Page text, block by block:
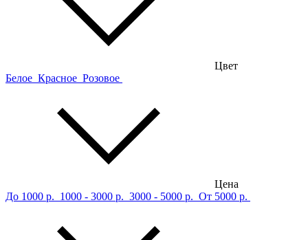
Цвет
Белое Красное Розовое
Цена
До 1000 р. 1000 - 3000 р. 3000 - 5000 р. От 5000 р.